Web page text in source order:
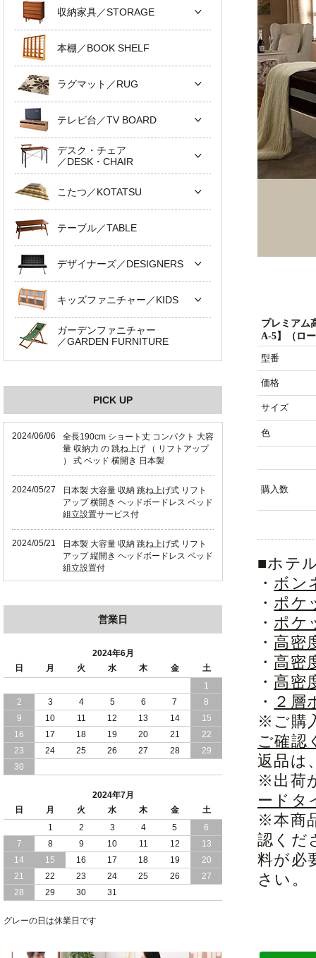
プレミアム
A-5】（ロ
型番
価格
サイズ
色
購入数
■ホテ
・ ボン
・ ポケ
・ ポケ
・ 高密
・ 高密
・ 高密
・ ２層
※ご購
ご確認
返品は
※出荷
ードタ
※本商
認くだ
料が必
さい。
収納家具／STORAGE
本棚／BOOK SHELF
ラグマット／RUG
テレビ台／TV BOARD
デスク・チェア
／DESK・CHAIR
こたつ／KOTATSU
テーブル／TABLE
デザイナーズ／DESIGNERS
キッズファニチャー／KIDS
ガーデンファニチャー
／GARDEN FURNITURE
PICK UP
2024/06/06
全長190cm ショート丈 コンパクト 大容
量 収納力 の 跳ね上げ （ リフトアップ
） 式 ベッド 横開き 日本製
2024/05/27
日本製 大容量 収納 跳ね上げ式 リフト
アップ 横開き ヘッドボードレス ベッド
組立設置サービス付
2024/05/21
日本製 大容量 収納 跳ね上げ式 リフト
アップ 縦開き ヘッドボードレス ベッド
組立設置付
ド 組立設置 付き
日本製 収納 跳ね上げ式 リフトアップ
ベッド 縦開き ヘッドボード 組立設置サ
ービス付き
2024/04/23
すのこ の 床板 簡単 軽い コンパクトな
大容量 収納 跳ね上げ式 ベッド
2024/03/28
おすすめ クイーン キング ワイドキング
サイズ で 通気性ある すのこ仕様 大容
畳 仕様 で 敷き布団 が使える 引き出し
収納 付き 大容量 チェスト ベッド 日本
製 ヘッドボードなし
2024/02/23
畳 の 床面 で 敷き布団 で 寝られる 引き
出し 収納庫 付 大容量 チェスト ベッド
日本製
し 収納庫 付き チェスト ベッド 日本製
営業日
2024年6月
日
月 火 水 木 金
土
1
2
3 4 5 6 7
8
9
10 11 12 13 14
15
16
17 18 19 20 21
22
23
24 25 26 27 28
29
30
2024年7月
日
月 火 水 木 金
土
1
2 3 4 5
6
7
8 9 10 11 12
13
14
15 16 17 18 19
20
21
22 23 24 25 26
27
28
29 30 31
グレーの日は休業日です